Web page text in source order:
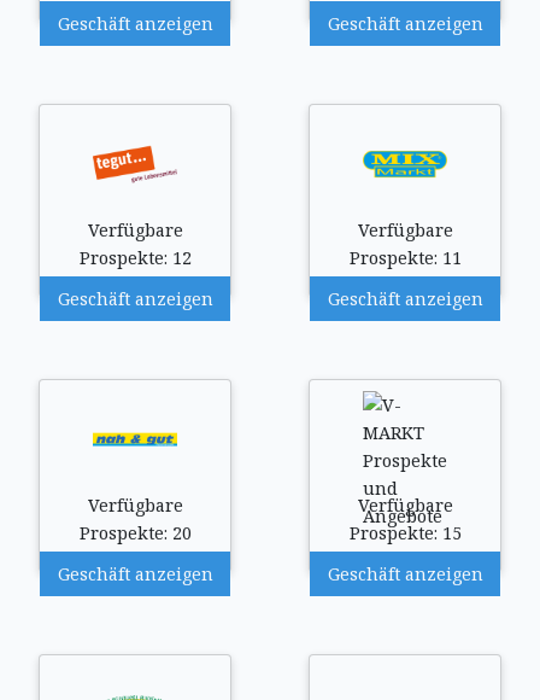
Geschäft anzeigen
Geschäft anzeigen
Verfügbare
Prospekte: 12
Geschäft anzeigen
Verfügbare
Prospekte: 11
Geschäft anzeigen
Verfügbare
Prospekte: 20
Geschäft anzeigen
Verfügbare
Prospekte: 15
Geschäft anzeigen